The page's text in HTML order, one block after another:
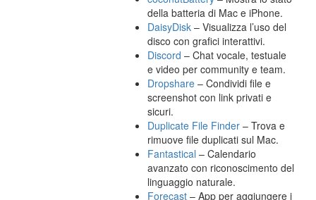
della batteria di Mac e iPhone.
DaisyDisk – Visualizza l’uso del
disco con grafici interattivi.
Discord – Chat vocale, testuale
e video per community e team.
Dropshare – Condividi file e
screenshot con link privati e
sicuri.
Duplicate File Finder – Trova e
rimuove file duplicati sul Mac.
Fantastical – Calendario
avanzato con riconoscimento del
linguaggio naturale.
Forecast – App per aggiungere i